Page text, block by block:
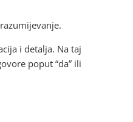
i detalja. Na taj
poput “da” ili